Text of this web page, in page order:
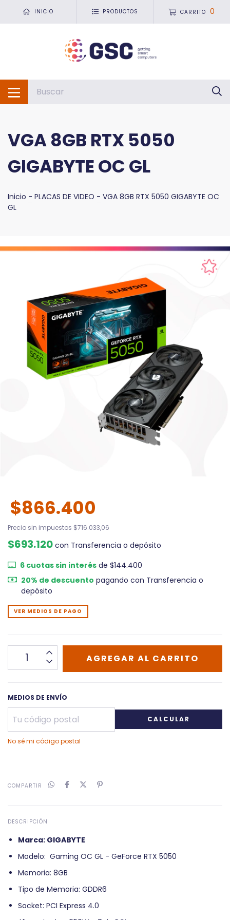
INICIO PRODUCTOS CARRITO 0
VGA 8GB RTX 5050
GIGABYTE OC GL
Inicio - PLACAS DE VIDEO - VGA 8GB RTX 5050 GIGABYTE OC
GL
$866.400
Precio sin impuestos $716.033,06
$693.120 con Transferencia o depósito
6cuotas sin interésde $144.400
20% de descuento pagando con Transferencia o
depósito
VER MEDIOS DE PAGO
MEDIOS DE ENVÍO
CALCULAR
No sé mi código postal
COMPARTIR
DESCRIPCIÓN
Marca: GIGABYTE
Modelo: Gaming OC GL - GeForce RTX 5050
Memoria: 8GB
Tipo de Memoria: GDDR6
Socket: PCI Express 4.0